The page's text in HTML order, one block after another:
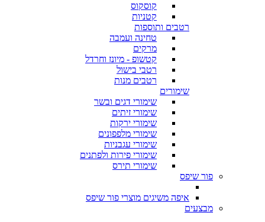
קוסקוס
קטניות
רטבים ותוספות
טחינה ועמבה
מרקים
קטשופ - מיונז וחרדל
רטבי בישול
רטבים מנות
שימורים
שימורי דגים ובשר
שימורי זיתים
שימורי ירקות
שימורי מלפפונים
שימורי עגבניות
שימורי פירות ולפתנים
שימורי תירס
פור שיפס
איפה משיגים מוצרי פור שיפס
מבצעים